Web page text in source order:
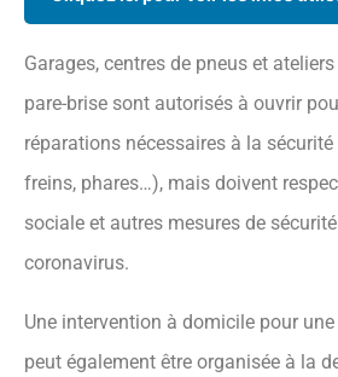
Garages, centres de pneus et
pare-brise sont autorisés à ouvrir
réparations nécessaires à la
freins, phares…), mais doivent
sociale et autres mesures de
coronavirus.
Une intervention à domicile pour
peut également être organisée à la